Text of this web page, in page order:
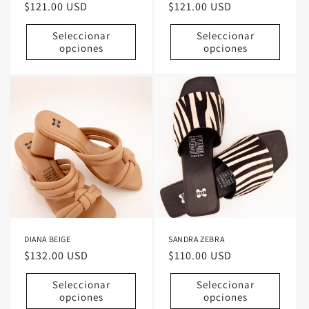
Precio
habitual
$121.00 USD
Seleccionar
opciones
Precio
habitual
$121.00 USD
Seleccionar
opciones
DIANA BEIGE
Precio
habitual
$132.00 USD
Seleccionar
opciones
SANDRA ZEBRA
Precio
habitual
$110.00 USD
Seleccionar
opciones